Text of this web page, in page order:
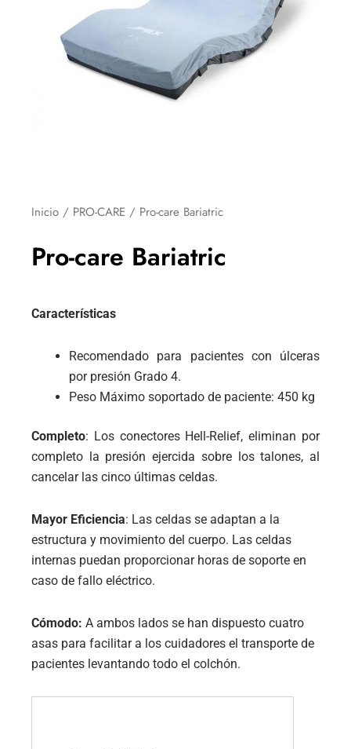
Inicio / PRO-CARE / Pro-care Bariatric
Pro-care Bariatric
Características
Recomendado para pacientes con úlceras
por presión Grado 4.
Peso Máximo soportado de paciente: 450 kg
Completo: Los conectores Hell-Relief, eliminan por
completo la presión ejercida sobre los talones, al
cancelar las cinco últimas celdas.
Mayor Eficiencia: Las celdas se adaptan a la
estructura y movimiento del cuerpo. Las celdas
internas puedan proporcionar horas de soporte en
caso de fallo eléctrico.
Cómodo: A ambos lados se han dispuesto cuatro
asas para facilitar a los cuidadores el transporte de
pacientes levantando todo el colchón.